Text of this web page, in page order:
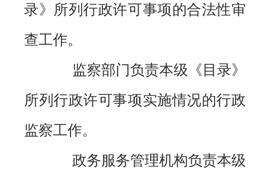
录》所列行政许可事项的合法性审
查工作。
监察部门负责本级《目录》
所列行政许可事项实施情况的行政
监察工作。
政务服务管理机构负责本级